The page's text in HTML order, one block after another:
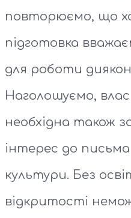
повторюємо, що
підготовка
для роботи
Наголошуємо,
необхідна також
інтерес до
культури. Без
відкритості